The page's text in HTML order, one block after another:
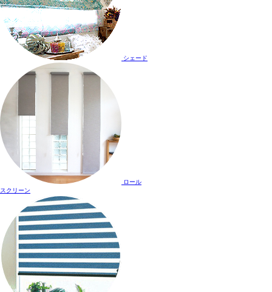
シェード
ロール
スクリーン